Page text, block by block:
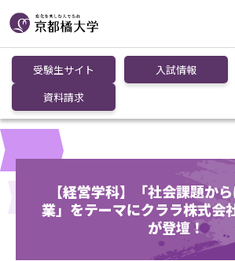
受験生サイト 入試情報
資料請求
【経営学科】「社会課題か
業」をテーマにクララ株式会
が登壇！